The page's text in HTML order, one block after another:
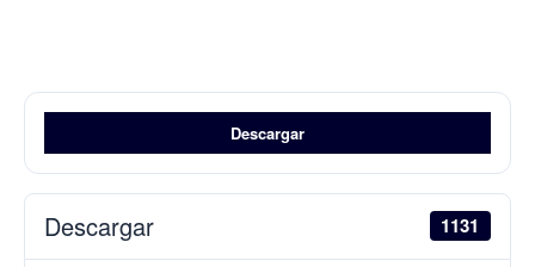
Descargar
Descargar 1131